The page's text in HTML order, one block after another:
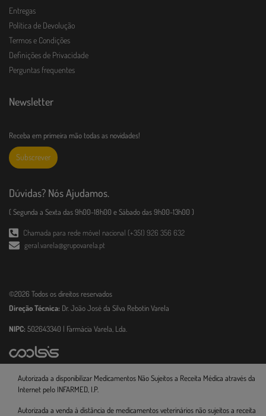
Entregas
Política de Devolução
Termos e Condições
Definições de Privacidade
Perguntas frequentes
Newsletter
Receba em primeira mão todas as novidades!
Subscrever
Dúvidas? Nós Ajudamos.
( Segunda a Sexta das 9h00-18h00 e Sábado das 9h00-13h00 )
Chamada para rede móvel nacional (+351) 926 356 632
geral.varela@grupovarela.pt
©2026 Todos os direitos reservados
Direção Técnica: Dr. João José da Silva Rebotin Varela
NIPC: 502643340 | Farmácia Varela, Lda.
Autorizada a disponibilizar Medicamentos Não Sujeitos a Receita Médica através da
Internet pelo INFARMED, I.P.
Autorizada a venda à distância de medicamentos veterinários não sujeitos a receita